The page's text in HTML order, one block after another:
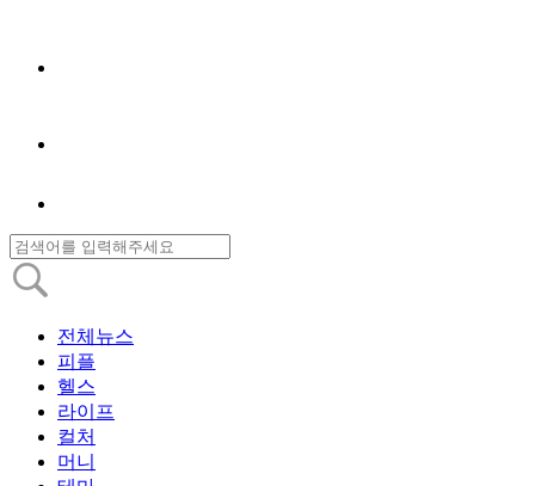
전체뉴스
피플
헬스
라이프
컬처
머니